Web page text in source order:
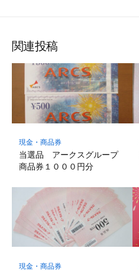
関連投稿
現金・商品券
当選品 アークスグループ
商品券１０００円分
現金・商品券